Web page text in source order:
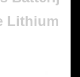
Lithium